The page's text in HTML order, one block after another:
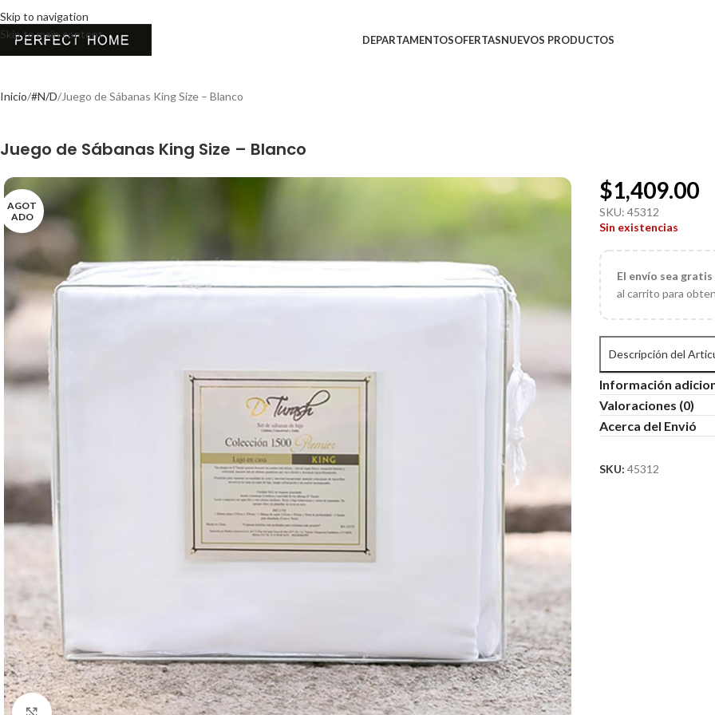
Skip to navigation
Skip to main content
DEPARTAMENTOSOFERTASNUEVOS PRODUCTOS
Inicio #N/D Juego de Sábanas King Size – Blanco
Juego de Sábanas King Size – Blanco
AGOT
ADO
Click to enlarge
$1,409.00
SKU:45312
Sin existencias
El envío sea
al carrito para
Descripción del
Información
Valoraciones (0)
Acerca del Envió
SKU:45312